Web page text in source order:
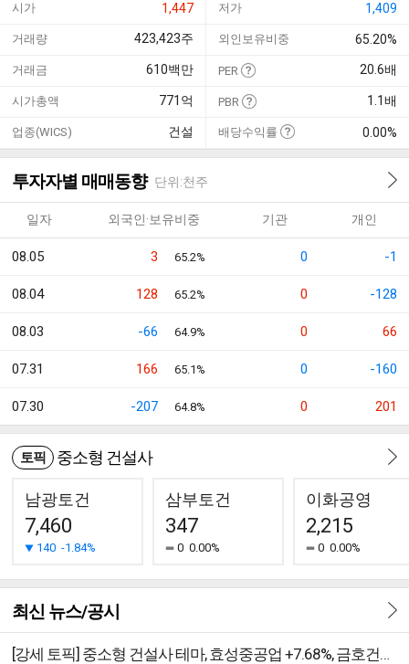
시가 1,447 저가 1,409
거래량 423,423주 외인보유비중 65.20%
거래금 610백만 PER 20.6배
시가총액 771 억 PBR 1.1배
업종(WICS) 건설 배당수익률 0.00%
투자자별 매매동향 단위:천주
일자 외국인·보유비중 기관 개인
08.05 3 65.2% 0 -1
08.04 128 65.2% 0 -128
08.03 -66 64.9% 0 66
07.31 166 65.1% 0 -160
07.30 -207 64.8% 0 201
토픽 중소형 건설사
남광토건
7,460
140 -1.84%
삼부토건
347
0 0.00%
이화공영
2,215
0 0.00%
최신 뉴스/공시
[강세 토픽] 중소형 건설사 테마, 효성중공업 +7.68%, 금호건설 +7.39%